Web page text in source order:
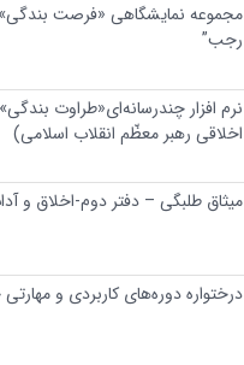
مجموعه نمایشگاهی «فرصت
رجب”
نرم افزار چندرسانه‌ای«طراوت
اخلاقی رهبر معظّم انقلاب اسلامی)
میثاق طلبگی – دفتر دوم-اخلاق و
درختواره دوره‌های کاربردی و